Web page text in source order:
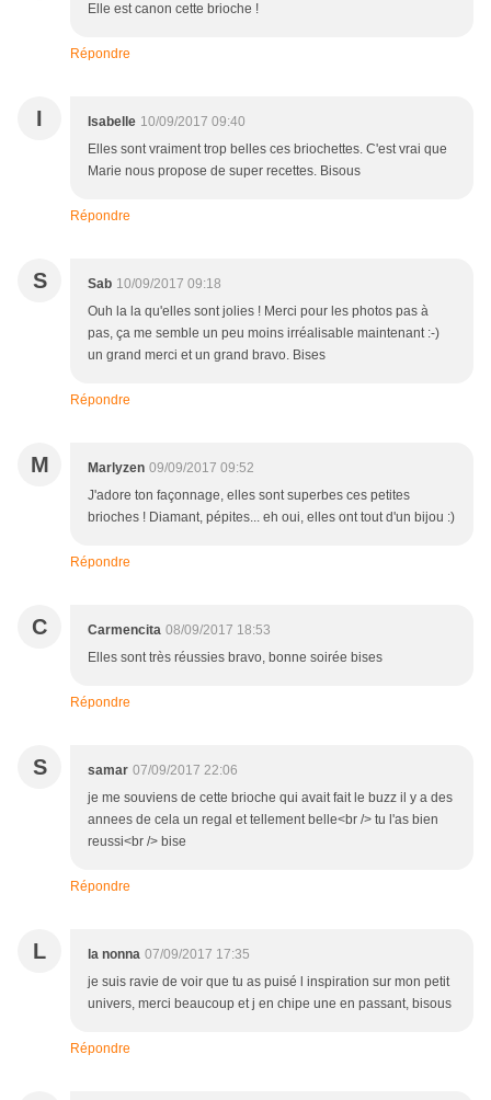
Elle est canon cette brioche !
Répondre
I Isabelle 10/09/2017 09:40
Elles sont vraiment trop belles ces briochettes. C'est vrai que
Marie nous propose de super recettes. Bisous
Répondre
S Sab 10/09/2017 09:18
Ouh la la qu'elles sont jolies ! Merci pour les photos pas à
pas, ça me semble un peu moins irréalisable maintenant :-)
un grand merci et un grand bravo. Bises
Répondre
M Marlyzen 09/09/2017 09:52
J'adore ton façonnage, elles sont superbes ces petites
brioches ! Diamant, pépites... eh oui, elles ont tout d'un bijou :)
Répondre
C Carmencita 08/09/2017 18:53
Elles sont très réussies bravo, bonne soirée bises
Répondre
S samar 07/09/2017 22:06
je me souviens de cette brioche qui avait fait le buzz il y a des
annees de cela un regal et tellement belle<br /> tu l'as bien
reussi<br /> bise
Répondre
L la nonna 07/09/2017 17:35
je suis ravie de voir que tu as puisé l inspiration sur mon petit
univers, merci beaucoup et j en chipe une en passant, bisous
Répondre